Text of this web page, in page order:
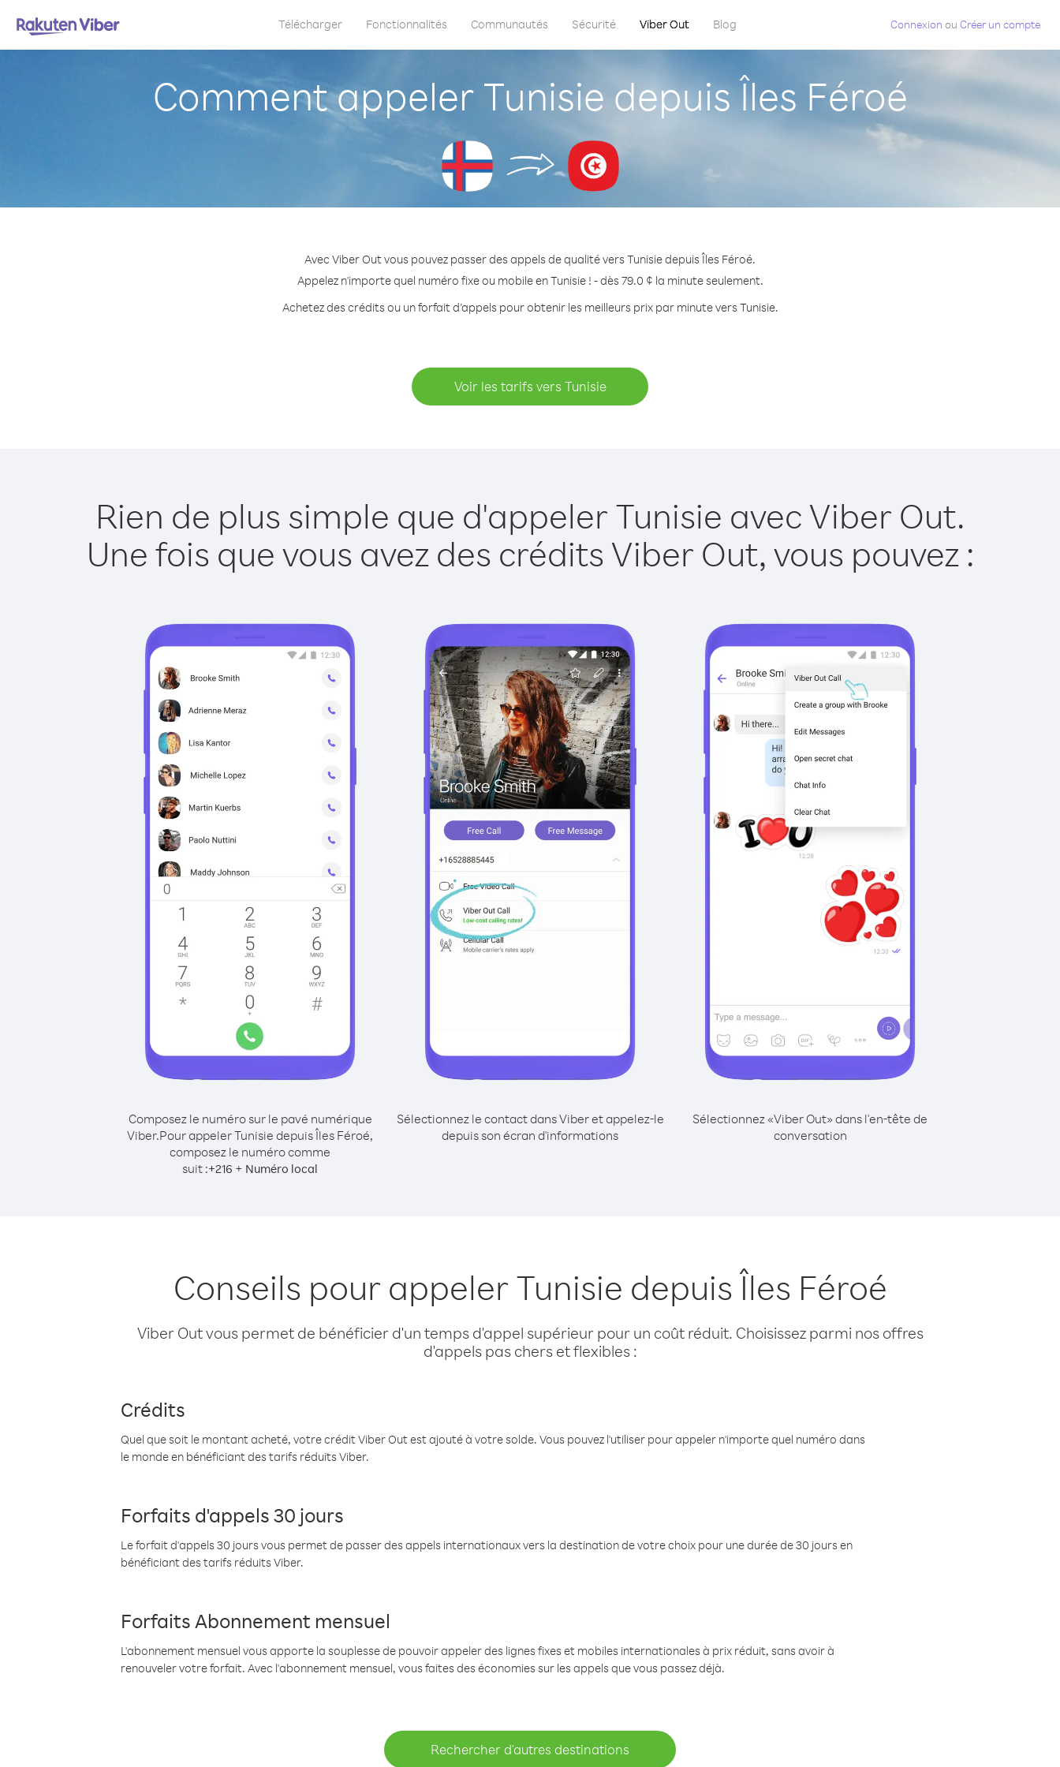
Télécharger Fonctionnalités Communautés Sécurité Viber Out Blog Connexion ou Créer un compte
Comment appeler Tunisie depuis Îles Féroé
Avec Viber Out vous pouvez passer des appels de qualité vers Tunisie depuis Îles Féroé.
Appelez n'importe quel numéro fixe ou mobile en Tunisie ! - dès 79.0 ¢ la minute seulement.
Achetez des crédits ou un forfait d’appels pour obtenir les meilleurs prix par minute vers Tunisie.
Voir les tarifs vers Tunisie
Rien de plus simple que d'appeler Tunisie avec Viber Out.
Une fois que vous avez des crédits Viber Out, vous pouvez :
Composez le numéro sur le pavé numérique
Viber.Pour appeler Tunisie depuis Îles Féroé,
composez le numéro comme
suit :+216 + Numéro local
Sélectionnez le contact dans Viber et appelez-le
depuis son écran d'informations
Sélectionnez «Viber Out» dans l'en-tête de
conversation
Conseils pour appeler Tunisie depuis Îles Féroé
Viber Out vous permet de bénéficier d'un temps d'appel supérieur pour un coût réduit. Choisissez parmi nos offres
d'appels pas chers et flexibles :
Crédits
Quel que soit le montant acheté, votre crédit Viber Out est ajouté à votre solde. Vous pouvez l'utiliser pour appeler n'importe quel numéro dans
le monde en bénéficiant des tarifs réduits Viber.
Forfaits d'appels 30 jours
Le forfait d'appels 30 jours vous permet de passer des appels internationaux vers la destination de votre choix pour une durée de 30 jours en
bénéficiant des tarifs réduits Viber.
Forfaits Abonnement mensuel
L'abonnement mensuel vous apporte la souplesse de pouvoir appeler des lignes fixes et mobiles internationales à prix réduit, sans avoir à
renouveler votre forfait. Avec l'abonnement mensuel, vous faites des économies sur les appels que vous passez déjà.
Rechercher d'autres destinations